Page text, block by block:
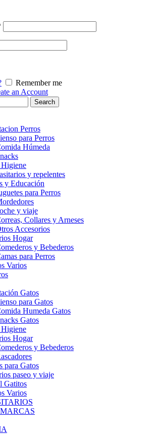
Remember me
an Account
Search
Perros
para Perros
Húmeda
Higiene
y repelentes
y Educación
para Perros
y viaje
Collares y Arneses
Accesorios
Hogar
y Bebederos
para Perros
Varios
Gatos
para Gatos
Humeda Gatos
Gatos
Higiene
Hogar
y Bebederos
para Gatos
paseo y viaje
Gatitos
Varios